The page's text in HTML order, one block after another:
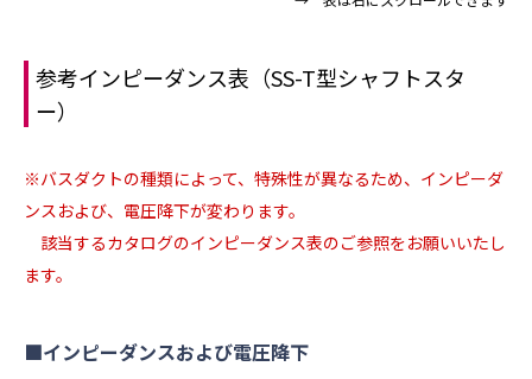
参考インピーダンス表（SS-T型シャフトスタ
ー）
※バスダクトの種類によって、特殊性が異なるため、インピーダ
ンスおよび、電圧降下が変わります。
該当するカタログのインピーダンス表のご参照をお願いいたし
ます。
■インピーダンスおよび電圧降下